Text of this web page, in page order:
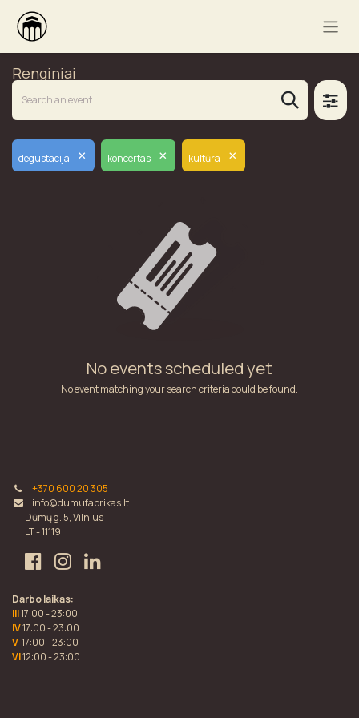
Renginiai
degustacija × koncertas × kultūra ×
No events scheduled yet
No event matching your search criteria could be found.
+370 600 20 305
info@dumufabrikas.lt
Dūmų g. 5, Vilnius
LT - 11119
Darbo laikas:
III17:00 - 23:00
IV17:00 - 23:00
V 17:00 - 23:00
VI12:00 - 23:00